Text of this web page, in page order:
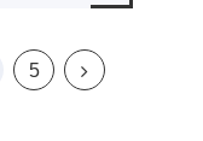
5
次